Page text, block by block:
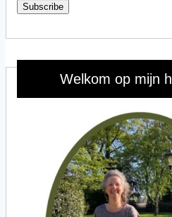
Subscribe
Welkom op mijn